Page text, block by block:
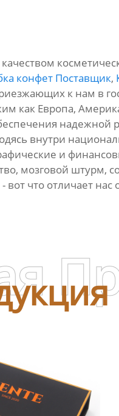
конфет Поставщик,
к нам в
как Европа,
надежной
внутри
и
мозговой штурм,
вот что отличает